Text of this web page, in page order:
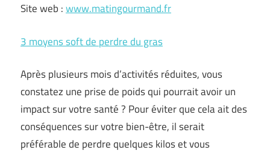
Site web :www.matingourmand.fr
3 moyens soft de perdre du gras
Après plusieurs mois d’activités réduites, vous
constatez une prise de poids qui pourrait avoir un
impact sur votre santé ? Pour éviter que cela ait des
conséquences sur votre bien-être, il serait
préférable de perdre quelques kilos et vous